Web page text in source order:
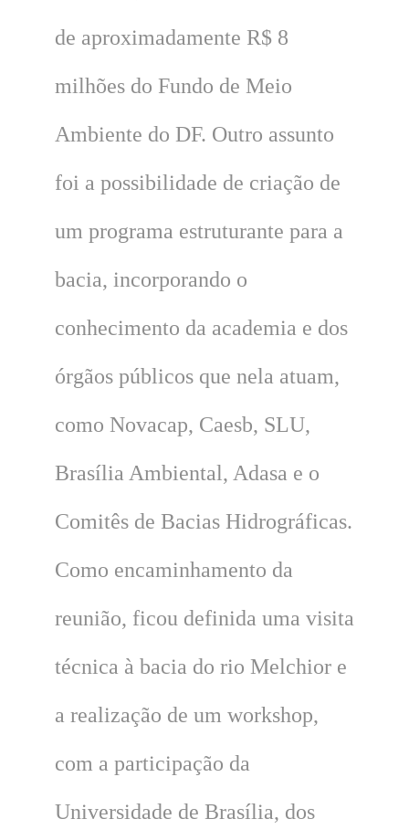
de aproximadamente R$ 8
milhões do Fundo de Meio
Ambiente do DF. Outro assunto
foi a possibilidade de criação de
um programa estruturante para a
bacia, incorporando o
conhecimento da academia e dos
órgãos públicos que nela atuam,
como Novacap, Caesb, SLU,
Brasília Ambiental, Adasa e o
Comitês de Bacias Hidrográficas.
Como encaminhamento da
reunião, ficou definida uma visita
técnica à bacia do rio Melchior e
a realização de um workshop,
com a participação da
Universidade de Brasília, dos